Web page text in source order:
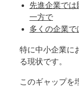
先進企業では
一方で
多くの企業で
特に中小企業に
る現状です。
このギャップを